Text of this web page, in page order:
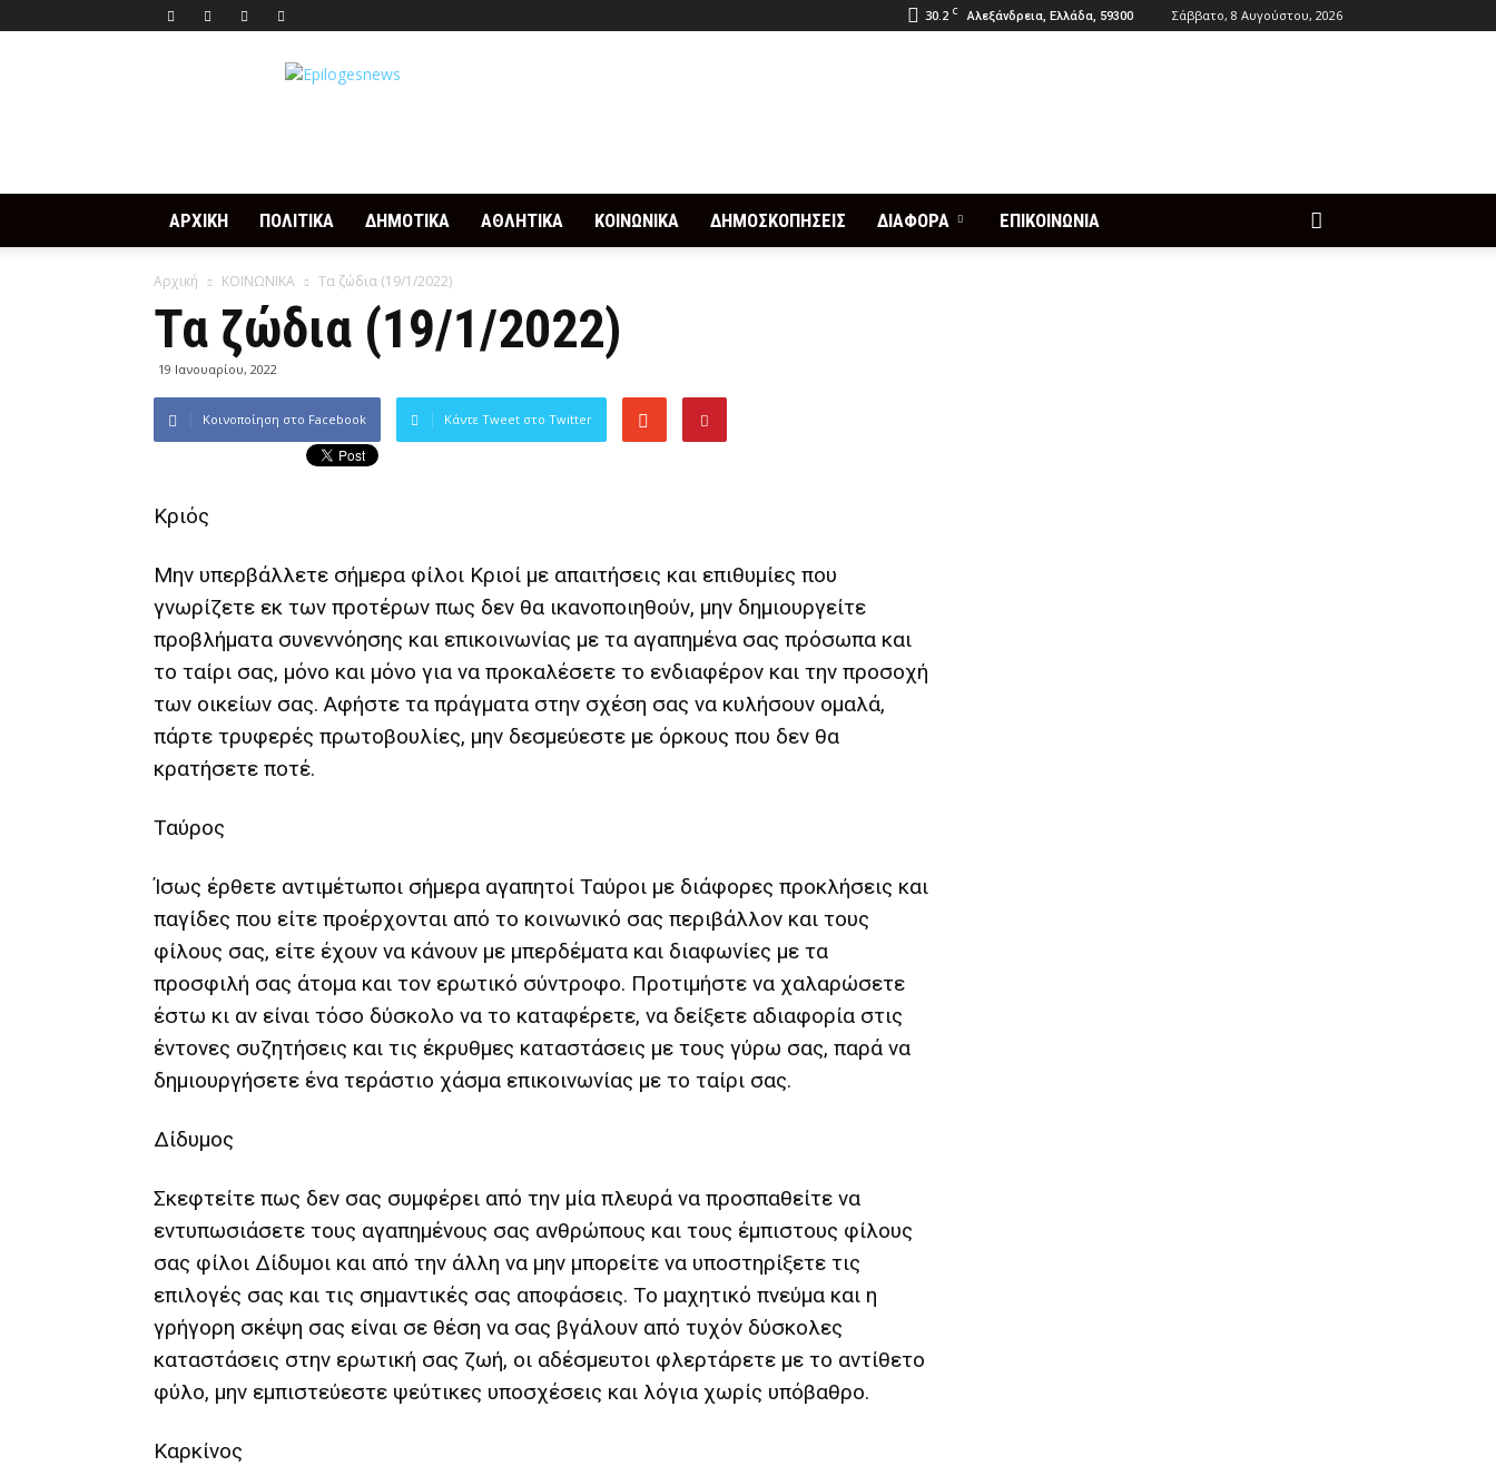
30.2 C Αλεξάνδρεια, Ελλάδα, 59300 Σάββατο, 8 Αυγούστου, 2026
Epilogesnews
ΑΡΧΙΚΗ ΠΟΛΙΤΙΚΑ ΔΗΜΟΤΙΚΑ ΑΘΛΗΤΙΚΑ ΚΟΙΝΩΝΙΚΑ ΔΗΜΟΣΚΟΠΗΣΕΙΣ ΔΙΑΦΟΡΑ ΕΠΙΚΟΙΝΩΝΙΑ
Αρχική ΚΟΙΝΩΝΙΚΑ Τα ζώδια (19/1/2022)
Τα ζώδια (19/1/2022)
19 Ιανουαρίου, 2022
Κοινοποίηση στο Facebook Κάντε Tweet στο Twitter
Κριός
Μην υπερβάλλετε σήμερα φίλοι Κριοί με απαιτήσεις και επιθυμίες που
γνωρίζετε εκ των προτέρων πως δεν θα ικανοποιηθούν, μην δημιουργείτε
προβλήματα συνεννόησης και επικοινωνίας με τα αγαπημένα σας πρόσωπα και
το ταίρι σας, μόνο και μόνο για να προκαλέσετε το ενδιαφέρον και την προσοχή
των οικείων σας. Αφήστε τα πράγματα στην σχέση σας να κυλήσουν ομαλά,
πάρτε τρυφερές πρωτοβουλίες, μην δεσμεύεστε με όρκους που δεν θα
κρατήσετε ποτέ.
Ταύρος
Ίσως έρθετε αντιμέτωποι σήμερα αγαπητοί Ταύροι με διάφορες προκλήσεις και
παγίδες που είτε προέρχονται από το κοινωνικό σας περιβάλλον και τους
φίλους σας, είτε έχουν να κάνουν με μπερδέματα και διαφωνίες με τα
προσφιλή σας άτομα και τον ερωτικό σύντροφο. Προτιμήστε να χαλαρώσετε
έστω κι αν είναι τόσο δύσκολο να το καταφέρετε, να δείξετε αδιαφορία στις
έντονες συζητήσεις και τις έκρυθμες καταστάσεις με τους γύρω σας, παρά να
δημιουργήσετε ένα τεράστιο χάσμα επικοινωνίας με το ταίρι σας.
Δίδυμος
Σκεφτείτε πως δεν σας συμφέρει από την μία πλευρά να προσπαθείτε να
εντυπωσιάσετε τους αγαπημένους σας ανθρώπους και τους έμπιστους φίλους
σας φίλοι Δίδυμοι και από την άλλη να μην μπορείτε να υποστηρίξετε τις
επιλογές σας και τις σημαντικές σας αποφάσεις. Το μαχητικό πνεύμα και η
γρήγορη σκέψη σας είναι σε θέση να σας βγάλουν από τυχόν δύσκολες
καταστάσεις στην ερωτική σας ζωή, οι αδέσμευτοι φλερτάρετε με το αντίθετο
φύλο, μην εμπιστεύεστε ψεύτικες υποσχέσεις και λόγια χωρίς υπόβαθρο.
Καρκίνος